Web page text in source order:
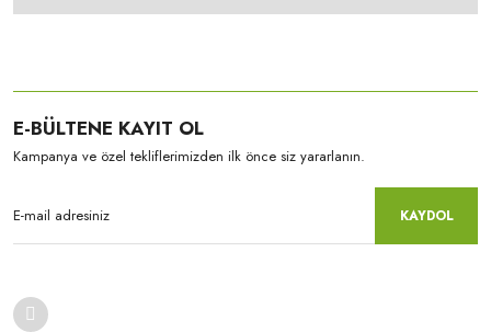
E-BÜLTENE KAYIT OL
Kampanya ve özel tekliflerimizden ilk önce siz yararlanın.
KAYDOL